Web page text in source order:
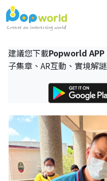
建議您下載Popworld APP
子集章、AR互動、實境解